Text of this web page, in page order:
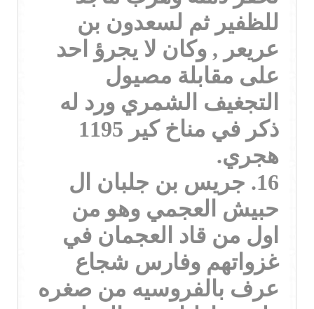
للظفير ثم لسعدون بن
عريعر , وكان لا يجرؤ احد
على مقابلة مصيول
التجغيف الشمري ورد له
ذكر في مناخ كير 1195
هجري.
16. جريس بن جلبان ال
حبيش العجمي وهو من
اول من قاد العجمان في
غزواتهم وفارس شجاع
عرف بالفروسيه من صغره